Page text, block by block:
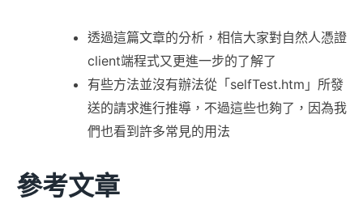
透過這篇文章的分析，相信大家對自然人憑證
client端程式又更進一步的了解了
有些方法並沒有辦法從「selfTest.htm」所發
送的請求進行推導，不過這些也夠了，因為我
們也看到許多常見的用法
參考文章